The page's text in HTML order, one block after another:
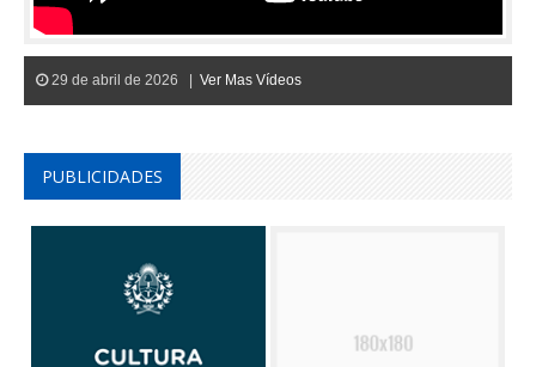
29 de abril de 2026 | Ver Mas Vídeos
PUBLICIDADES